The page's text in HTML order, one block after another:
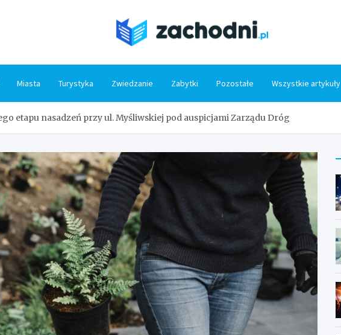
Miasta Turystyka Zwiedzanie Zabytki Pozostałe Wszystkie artykuły
etapu nasadzeń przy ul. Myśliwskiej pod auspicjami Zarządu Dróg